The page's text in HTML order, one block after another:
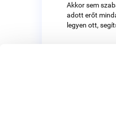
Akkor sem
adott erőt
legyen ott,